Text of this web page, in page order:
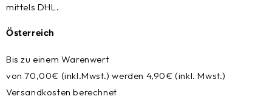
mittels DHL.
Österreich
Bis zu einem Warenwert
von 70,00€ (inkl.Mwst.) werden 4,90€ (inkl. Mwst.)
Versandkosten berechnet